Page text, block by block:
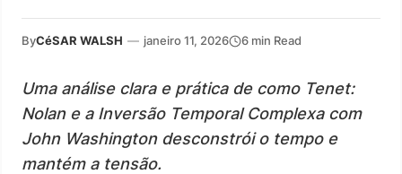
ByCéSAR WALSH — janeiro 11, 2026 6 min Read
Uma análise clara e prática de como Tenet:
Nolan e a Inversão Temporal Complexa com
John Washington desconstrói o tempo e
mantém a tensão.